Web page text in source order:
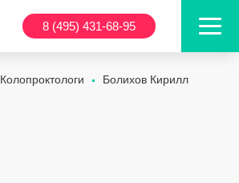
8 (495) 431-68-95
Колопроктологи
Болихов Кирилл